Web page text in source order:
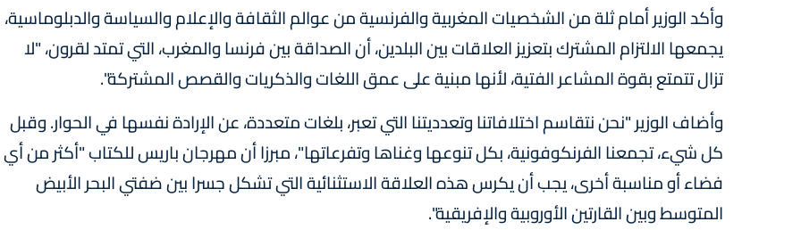
وأكد الوزير أمام ثلة من الشخصيات المغربية والفرنسية من عوالم الثقافة والإعلام والسياسة والدبلوماسية،
يجمعها الالتزام المشترك بتعزيز العلاقات بين البلدين، أن الصداقة بين فرنسا والمغرب، التي تمتد لقرون، "لا
تزال تتمتع بقوة المشاعر الفتية، لأنها مبنية على عمق اللغات والذكريات والقصص المشتركة".
وأضاف الوزير "نحن نتقاسم اختلافاتنا وتعدديتنا التي تعبر، بلغات متعددة، عن الإرادة نفسها في الحوار. وقبل
كل شيء، تجمعنا الفرنكوفونية، بكل تنوعها وغناها وتفرعاتها"، مبرزا أن مهرجان باريس للكتاب "أكثر من أي
فضاء أو مناسبة أخرى، يجب أن يكرس هذه العلاقة الاستثنائية التي تشكل جسرا بين ضفتي البحر الأبيض
المتوسط وبين القارتين الأوروبية والإفريقية".